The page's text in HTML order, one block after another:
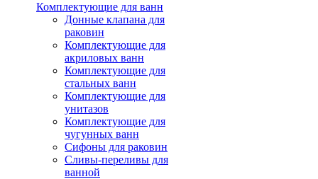
Комплектующие для ванн
Донные клапана для
раковин
Комплектующие для
акриловых ванн
Комплектующие для
стальных ванн
Комплектующие для
унитазов
Комплектующие для
чугунных ванн
Сифоны для раковин
Сливы-переливы для
ванной